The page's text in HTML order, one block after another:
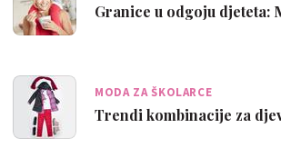
Granice u odgoju djeteta:
MODA ZA ŠKOLARCE
Trendi kombinacije za